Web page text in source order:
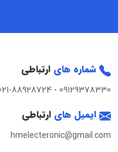
شماره های ارتباطی
09129378330
-
88928724
ایمیل های ارتباطی
hmelecteronic@gmail.com